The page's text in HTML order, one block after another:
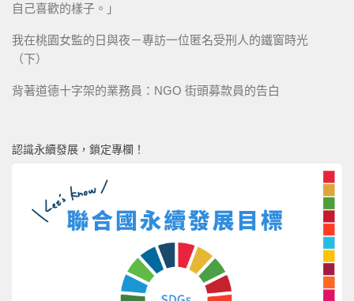
自己喜歡的樣子。」
我在桃園女監的日與夜－專訪一位匿名受刑人的鐵窗時光
（下）
背著道德十字架的業務員：NGO 街頭募款員的告白
認識永續發展，鎖定專欄！